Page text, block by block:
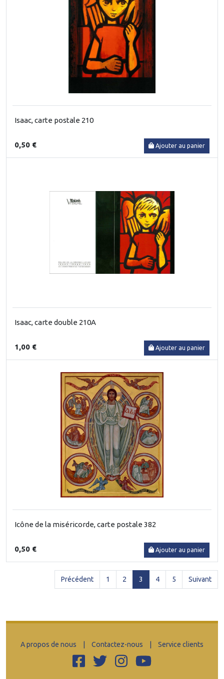
Isaac, carte postale 210
0,50 € Ajouter au panier
Isaac, carte double 210A
1,00 € Ajouter au panier
Icône de la miséricorde, carte postale 382
0,50 € Ajouter au panier
Précédent 1 2 3 (current)
4 5 Suivant
A propos de nous Contactez-nous Service clients